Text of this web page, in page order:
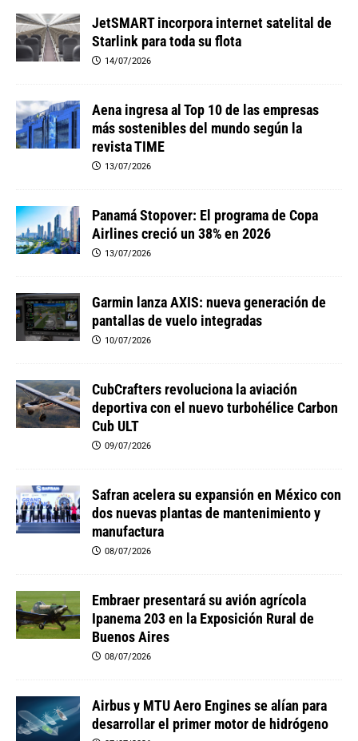
JetSMART incorpora internet satelital de
Starlink para toda su flota
14/07/2026
Aena ingresa al Top 10 de las empresas
más sostenibles del mundo según la
revista TIME
13/07/2026
Panamá Stopover: El programa de Copa
Airlines creció un 38% en 2026
13/07/2026
Garmin lanza AXIS: nueva generación de
pantallas de vuelo integradas
10/07/2026
CubCrafters revoluciona la aviación
deportiva con el nuevo turbohélice Carbon
Cub ULT
09/07/2026
Safran acelera su expansión en México con
dos nuevas plantas de mantenimiento y
manufactura
08/07/2026
Embraer presentará su avión agrícola
Ipanema 203 en la Exposición Rural de
Buenos Aires
08/07/2026
Airbus y MTU Aero Engines se alían para
desarrollar el primer motor de hidrógeno